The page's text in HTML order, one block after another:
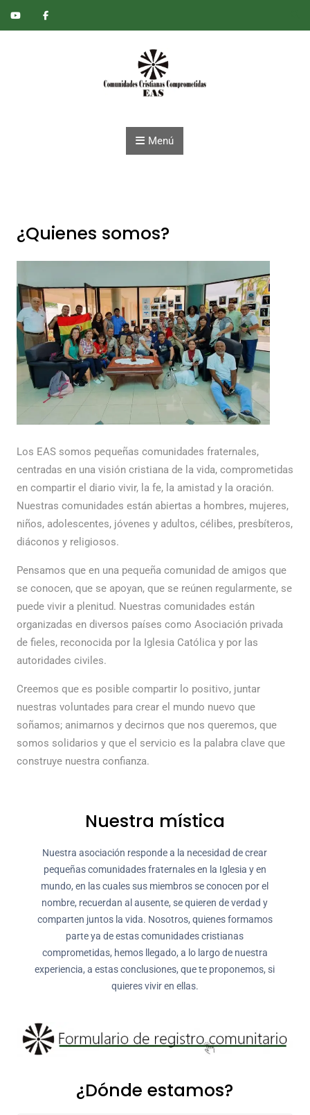
Saltar al contenido
Menú
¿Quienes somos?
Los EAS somos pequeñas comunidades fraternales,
centradas en una visión cristiana de la vida, comprometidas
en compartir el diario vivir, la fe, la amistad y la oración.
Nuestras comunidades están abiertas a hombres, mujeres,
niños, adolescentes, jóvenes y adultos, célibes, presbíteros,
diáconos y religiosos.
Pensamos que en una pequeña comunidad de amigos que
se conocen, que se apoyan, que se reúnen regularmente, se
puede vivir a plenitud. Nuestras comunidades están
organizadas en diversos países como Asociación privada
de fieles, reconocida por la Iglesia Católica y por las
autoridades civiles.
Creemos que es posible compartir lo positivo, juntar
nuestras voluntades para crear el mundo nuevo que
soñamos; animarnos y decirnos que nos queremos, que
somos solidarios y que el servicio es la palabra clave que
construye nuestra confianza.
Nuestra mística
Nuestra asociación responde a la necesidad de crear
pequeñas comunidades fraternales en la Iglesia y en
mundo, en las cuales sus miembros se conocen por el
nombre, recuerdan al ausente, se quieren de verdad y
comparten juntos la vida. Nosotros, quienes formamos
parte ya de estas comunidades cristianas
comprometidas, hemos llegado, a lo largo de nuestra
experiencia, a estas conclusiones, que te proponemos, si
quieres vivir en ellas.
¿Dónde estamos?